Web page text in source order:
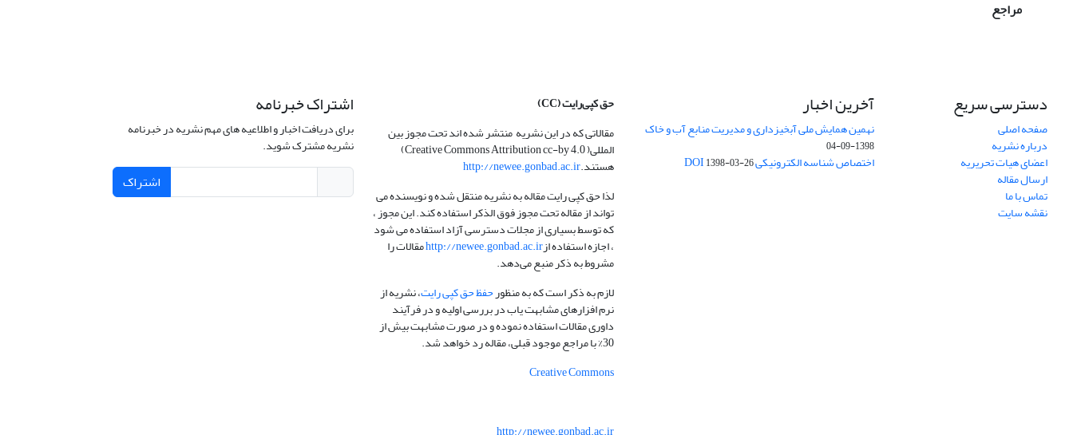
مراجع
دسترسی سریع
صفحه اصلی
درباره نشریه
اعضای هیات تحریریه
ارسال مقاله
تماس با ما
نقشه سایت
آخرین اخبار
نهمین همایش ملی آبخیزداری و مدیریت منابع آب و خاک
1398-09-04
اختصاص شناسه الکترونیکی DOI1398-03-26
حق کپی‌رایت(CC)
مقالاتی که در این نشریه منتشر شده اند تحت مجوز بین
المللی( Creative Commons Attribution cc-by 4.0)
هستند.http://newee.gonbad.ac.ir
لذا حق کپی رایت مقاله به نشریه منتقل شده و نویسنده می
تواند از مقاله تحت مجوز فوق الذکر استفاده کند. این مجوز ،
که توسط بسیاری از مجلات دسترسی آزاد استفاده می شود
، اجازه استفاده ازhttp://newee.gonbad.ac.irمقالات را
مشروط به ذکر منبع می‌دهد.
لازم به ذکر است که به منظورحفظ حق کپی رایت، نشریه از
نرم افزارهای مشابهت یاب در بررسی اولیه و در فرآیند
داوری مقالات استفاده نموده و در صورت مشابهت بیش از
30% با مراجع موجود قبلی، مقاله رد خواهد شد.
Creative Commons
اشتراک خبرنامه
برای دریافت اخبار و اطلاعیه های مهم نشریه در خبرنامه
نشریه مشترک شوید.
اشتراک